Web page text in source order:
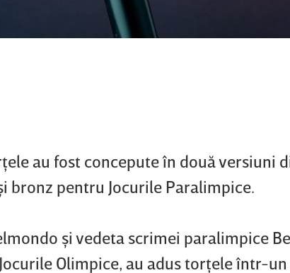
au fost concepute în două versiuni
bronz pentru Jocurile Paralimpice.
şi vedeta scrimei paralimpice
Olimpice, au adus torţele într-